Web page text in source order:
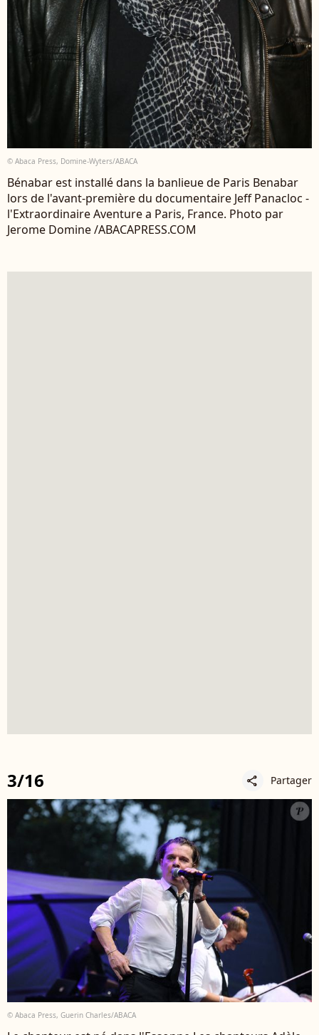
© Abaca Press, Domine-Wyters/ABACA
Bénabar est installé dans la banlieue de Paris Benabar
lors de l'avant-première du documentaire Jeff Panacloc -
l'Extraordinaire Aventure a Paris, France. Photo par
Jerome Domine /ABACAPRESS.COM
3/16 share Partager
© Abaca Press, Guerin Charles/ABACA